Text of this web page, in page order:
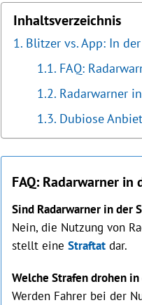
Inhaltsverzeichnis
Blitzer vs. App: In
FAQ:
Radarwarner
Dubiose
FAQ: Radarwarner in
Sind Radarwarner in der
Nein, die Nutzung von
stellt eine Straftatdar.
Welche Strafen drohen
Werden Fahrer bei der